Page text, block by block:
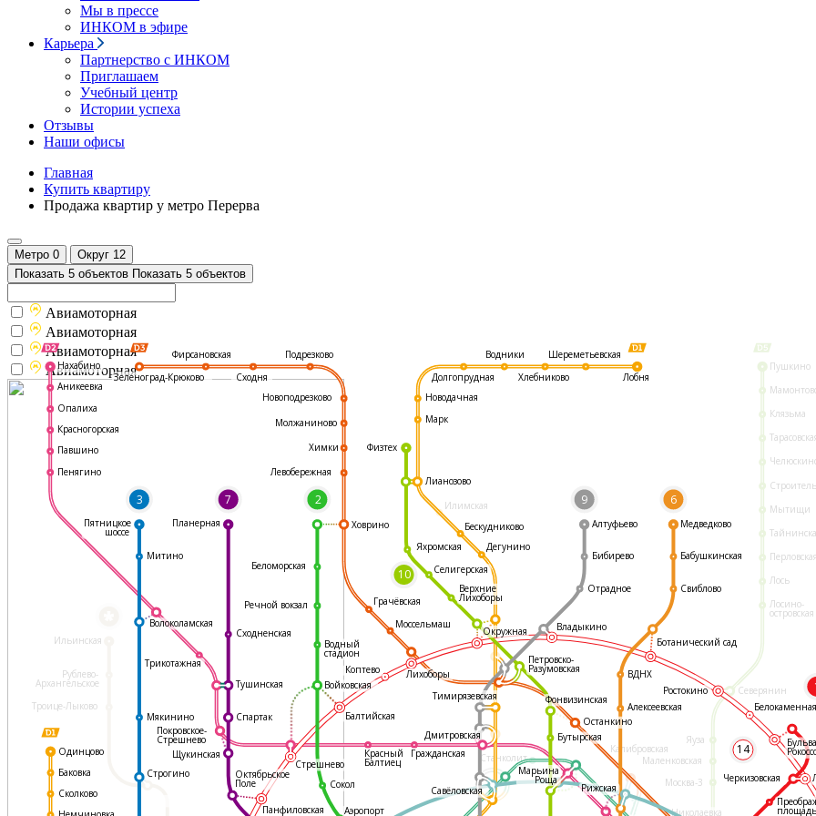
Мы в прессе
ИНКОМ в эфире
Карьера
Партнерство с ИНКОМ
Приглашаем
Учебный центр
Истории успеха
Отзывы
Наши офисы
Главная
Купить квартиру
Продажа квартир у метро Перерва
Метро 0 Округ 12
Показать 5 объектов Показать 5 объектов
Илимская
Пушкино
Клязьма
Мытищи
Лось
Лосино-
островская
Северянин
Яуза
Маленковская
Москва-3
Николаевка
Ильинская
Рублево-
Архангельское
Троице-Лыково
Калибровская
Станколит
3 7
14
2 9 6
10
Фирсановская
Сходня
Подрезково
Новоподрезково
Молжаниново
Химки
Левобережная
Ховрино
Грачёвская
Моссельмаш
Останкино
Медведково
Бабушкинская
Свиблово
ВДНХ
Алексеевская
Рижская
Аэропорт
Сокол
Красный
Балтиец
Гражданская
Дмитровская
Коптево Лихоборы
Балтийская
Войковская
Водный
стадион
Сходненская
Трикотажная
Волоколамская
Тушинская
Мякинино
Строгино
Митино
Нахабино
Аникеевка
Опалиха
Красногорская
Павшино
Пенягино
Одинцово
Баковка
Сколково
Пятницкое
шоссе
Планерная
Спартак
Стрешнево
Щукинская
Октябрьское
Поле
Панфиловская
Окружная
Дегунино
Бескудниково
Верхние
Лихоборы
Селигерская
Физтех
Яхромская
Марк
Лианозово
Новодачная
Речной вокзал
Беломорская
Долгопрудная
Водники
Хлебниково
Шереметьевская
Лобня
Тимирязевская
Марьина
Роща
Савёловская
Фонвизинская
Бутырская
Петровско-
Разумовская
Покровское-
Стрешнево
Бибирево
Отрадное
Владыкино
Ботанический сад
Алтуфьево
Ростокино
Черкизовская
площадь
Зеленоград-Крюково
Авиамоторная
Авиамоторная
Авиамоторная
Авиамоторная